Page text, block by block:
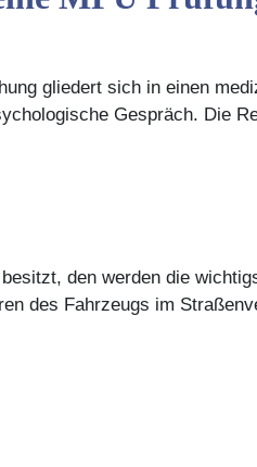
gliedert sich in einen
Gespräch. Die
den werden die
des Fahrzeugs im